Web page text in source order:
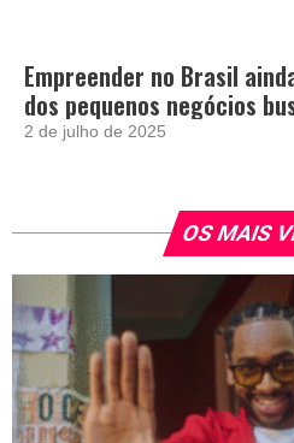
Empreender no Brasil
dos pequenos negócios
e crescer
2 de julho de 2025
OS MAIS